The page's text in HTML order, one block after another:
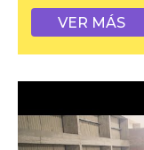
VER MÁS